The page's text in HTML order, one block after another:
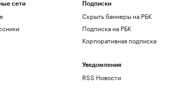
сети Подписки
Скрыть баннеры на РБК
Подписка на РБК
Корпоративная подписка
Уведомления
RSS Новости